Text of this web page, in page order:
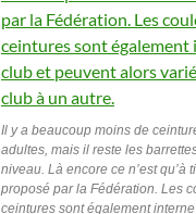
Il y a beaucoup moins de
adultes, mais il reste les
niveau. Là encore ce n’est qu’à
proposé par la Fédération. Les
ceintures sont également